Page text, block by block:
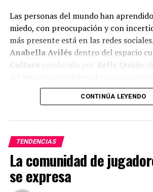
Las personas del mundo han
miedo, con preocupación y con
más presente está en las redes
Anabella Avilésdentro del espacio
Cultura
conducido por Kelly Quijije
lo negativo para sobrevivir.
llegan con el miedo que vivimos,
fracturado, guerras, refugiados y
psicóloga Anabella
Cada persona procesa el peligro
comparten un mismo origen, la
CONTINÚA LEYENDO
TENDENCIAS
La comunidad de
se expresa